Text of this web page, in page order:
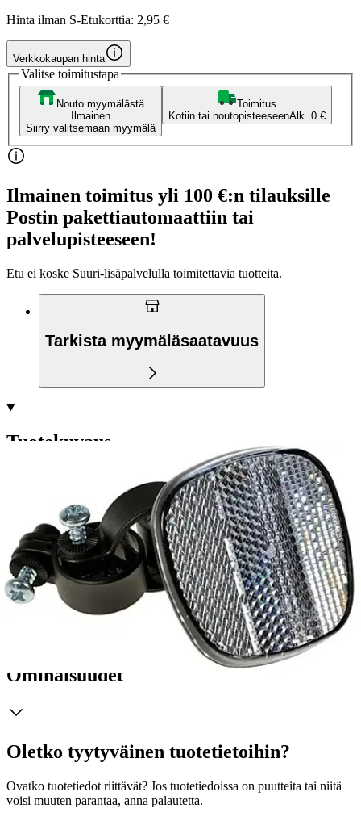
Hinta ilman S-Etukorttia: 2,95 €
Verkkokaupan hinta
Valitse toimitustapa
Nouto myymälästä
Ilmainen
Siirry valitsemaan myymälä
Toimitus
Kotiin tai noutopisteeseenAlk. 0 €
Ilmainen toimitus yli 100 €:n tilauksille
Postin pakettiautomaattiin tai
palvelupisteeseen!
Etu ei koske Suuri‑lisäpalvelulla toimitettavia tuotteita.
Tarkista myymäläsaatavuus
Tuotekuvaus
Herrmans etuheijastin kirkas on suunniteltu erityisesti
ohjainkannattimeen kiinnitettäväksi, tarjoten lisää näkyvyyttä ja
turvallisuutta pyöräillessä. Tämä heijastin on E IV A BS K
hyväksytty, mikä takaa sen laadun ja luotettavuuden. Sen kompakti
52x52 mm koko sopii hyvin ohjaustankoon, jonka halkaisija on 22-
25,4 mm. Malli FR-7 tekee asennuksesta vaivatonta ja varmistaa,
että pysyt näkyvissä liikenteessä, olitpa sitten työmatkalla tai
kaupunkiajossa.
Ominaisuudet
Oletko tyytyväinen tuotetietoihin?
Ovatko tuotetiedot riittävät? Jos tuotetiedoissa on puutteita tai niitä
voisi muuten parantaa, anna palautetta.